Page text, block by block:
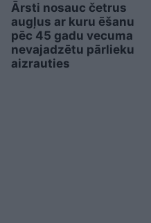
Ārsti nosauc četrus
augļus ar kuru ēšanu
pēc 45 gadu vecuma
nevajadzētu pārlieku
aizrauties